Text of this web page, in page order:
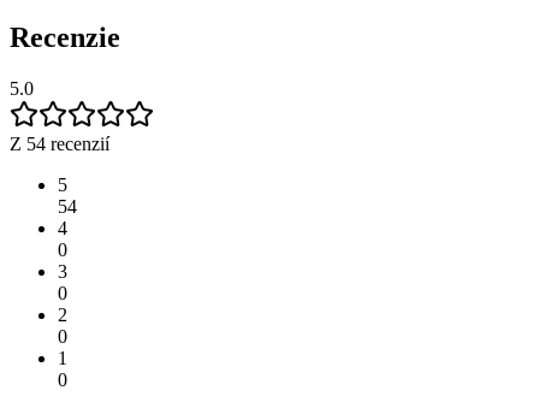
Recenzie
5.0
Z 54 recenzií
5
54
4
0
3
0
2
0
1
0